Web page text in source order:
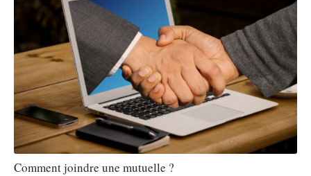
Comment joindre une mutuelle ?